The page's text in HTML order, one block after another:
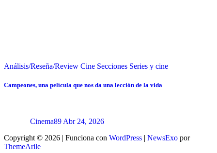
Análisis/Reseña/Review Cine Secciones Series y cine
Campeones, una película que nos da una lección de la vida
Cinema89 Abr 24, 2026
Copyright © 2026 | Funciona con WordPress | NewsExo por
ThemeArile